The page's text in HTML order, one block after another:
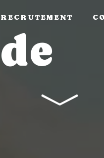
RECRUTEMENT